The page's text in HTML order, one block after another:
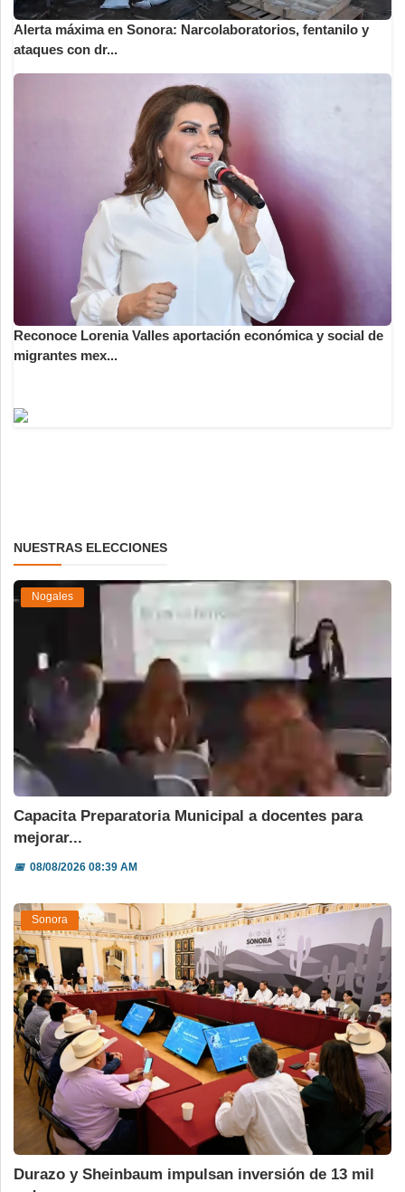
Alerta máxima en Sonora: Narcolaboratorios, fentanilo y
ataques con dr...
Reconoce Lorenia Valles aportación económica y social de
migrantes mex...
NUESTRAS ELECCIONES
Nogales
Capacita Preparatoria Municipal a docentes para
mejorar...
📅08/08/2026 08:39 AM
Sonora
Durazo y Sheinbaum impulsan inversión de 13 mil